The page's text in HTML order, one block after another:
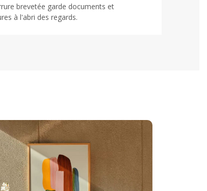
brevetée garde documents et
à l'abri des regards.